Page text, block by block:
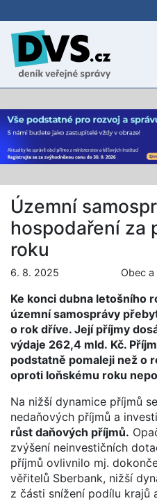
Územní
hospodaření za
roku
6. 8. 2025 Obec a
Ke konci dubna letošního
územní samosprávy
o rok dříve. Její příjmy
výdaje 262,4 mld. Kč.
podstatně pomaleji než o
oproti loňskému roku
Na nižší dynamice příjmů
nedaňových příjmů a
růst daňových příjmů.
zvýšení neinvestičních
příjmů ovlivnilo mj.
věřitelů Sberbank, nižší
z části snížení podílu krajů